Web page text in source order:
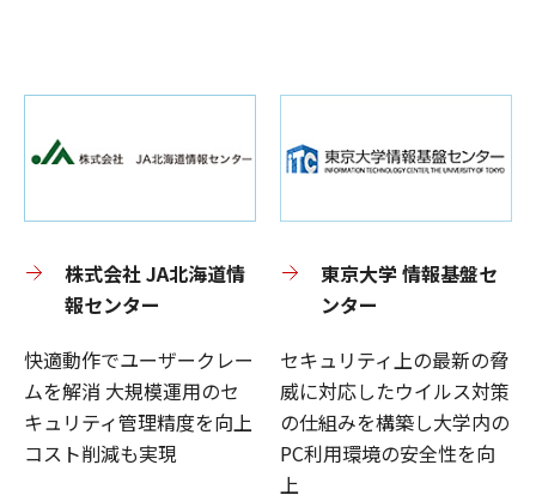
株式会社 JA北海道情
報センター
快適動作でユーザークレー
ムを解消 大規模運用のセ
キュリティ管理精度を向上
コスト削減も実現
東京大学 情報基盤セ
ンター
セキュリティ上の最新の脅
威に対応したウイルス対策
の仕組みを構築し大学内の
PC利用環境の安全性を向
上